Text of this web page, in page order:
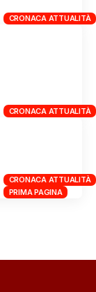
CRONACA ATTUALITÀ
CRONACA ATTUALITÀ
CRONACA ATTUALITÀ
PRIMA PAGINA